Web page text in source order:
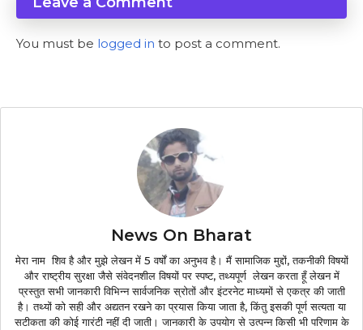
You must be logged in to post a comment.
News On Bharat
मेरा नाम शिव है और मुझे लेखन में 5 वर्षों का अनुभव है। मैं सामाजिक मुद्दों, तकनीकी विषयों
और राष्ट्रीय सुरक्षा जैसे संवेदनशील विषयों पर स्पष्ट, तथ्यपूर्ण लेखन करता हूँ लेखन में
प्रस्तुत सभी जानकारी विभिन्न सार्वजनिक स्रोतों और इंटरनेट माध्यमों से एकत्र की जाती
है। तथ्यों को सही और अद्यतन रखने का प्रयास किया जाता है, किंतु इसकी पूर्ण सत्यता या
सटीकता की कोई गारंटी नहीं दी जाती। जानकारी के उपयोग से उत्पन्न किसी भी परिणाम के